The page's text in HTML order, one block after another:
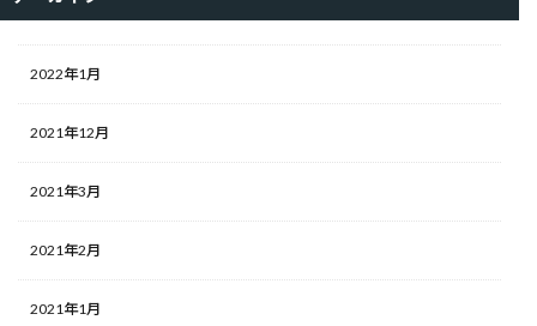
2022年1月
2021年12月
2021年3月
2021年2月
2021年1月